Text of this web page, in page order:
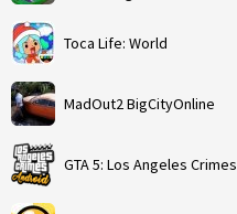
Toca Life: World
MadOut2 BigCityOnline
GTA 5: Los Angeles Crimes